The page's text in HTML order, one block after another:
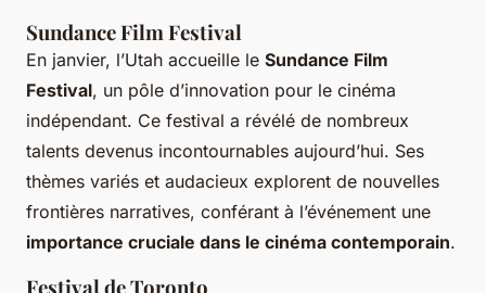
Sundance Film Festival
En janvier, l’Utah accueille le Sundance Film
Festival, un pôle d’innovation pour le cinéma
indépendant. Ce festival a révélé de nombreux
talents devenus incontournables aujourd’hui. Ses
thèmes variés et audacieux explorent de nouvelles
frontières narratives, conférant à l’événement une
importance cruciale dans le cinéma contemporain.
Festival de Toronto